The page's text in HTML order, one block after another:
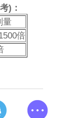
)：
量
倍